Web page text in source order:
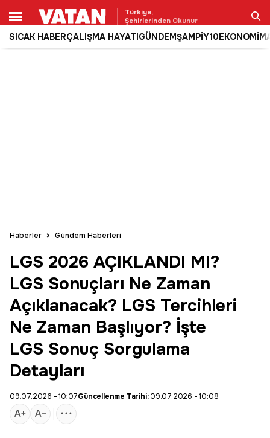
Türkiye,
Şehirlerinden Okunur
SICAK HABERÇALIŞMA HAYATIGÜNDEMŞAMPİY10EKONOMİ
Ara
Haberler Gündem Haberleri
LGS 2026 AÇIKLANDI MI?
LGS Sonuçları Ne Zaman
Açıklanacak? LGS Tercihleri
Ne Zaman Başlıyor? İşte
LGS Sonuç Sorgulama
Detayları
09.07.2026 - 10:07Güncellenme Tarihi:09.07.2026 - 10:08